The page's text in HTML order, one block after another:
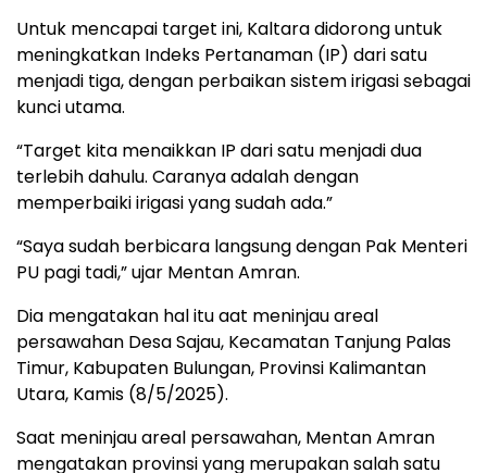
Untuk mencapai target ini, Kaltara didorong untuk
meningkatkan Indeks Pertanaman (IP) dari satu
menjadi tiga, dengan perbaikan sistem irigasi sebagai
kunci utama.
“Target kita menaikkan IP dari satu menjadi dua
terlebih dahulu. Caranya adalah dengan
memperbaiki irigasi yang sudah ada.”
“Saya sudah berbicara langsung dengan Pak Menteri
PU pagi tadi,” ujar Mentan Amran.
Dia mengatakan hal itu aat meninjau areal
persawahan Desa Sajau, Kecamatan Tanjung Palas
Timur, Kabupaten Bulungan, Provinsi Kalimantan
Utara, Kamis (8/5/2025).
Saat meninjau areal persawahan, Mentan Amran
mengatakan provinsi yang merupakan salah satu